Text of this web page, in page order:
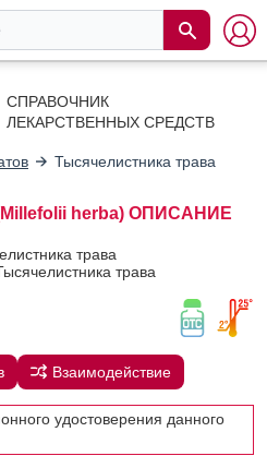
СПРАВОЧНИК
ЛЕКАРСТВЕННЫХ СРЕДСТВ
Тысячелистника трава
herba) ОПИСАНИЕ
трава
трава
Взаимодействие
удостоверения данного